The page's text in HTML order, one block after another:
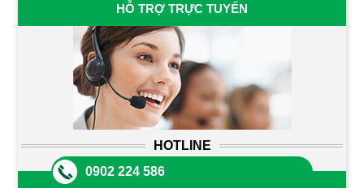
HỖ TRỢ TRỰC TUYẾN
HOTLINE
0902 224 586